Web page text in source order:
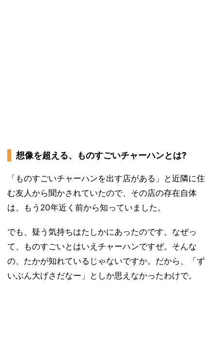
想像を超える、ものすごいチャーハンとは?
「ものすごいチャーハンを出す店がある」と近隣に住
む友人から聞かされていたので、その店の存在自体
は、もう20年近く前から知っていました。
でも、疑う気持ちはたしかにあったのです。なぜっ
て、ものすごいとはいえチャーハンですぜ。そんな
の、たかが知れているじゃないですか。だから、「ず
いぶん大げさだなー」としか思えなかったわけで。